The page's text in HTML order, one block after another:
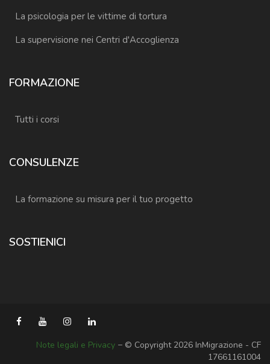
La psicologia per le vittime di tortura
La supervisione nei Centri d'Accoglienza
FORMAZIONE
Tutti i corsi
CONSULENZE
La formazione su misura per il tuo progetto
SOSTIENICI
Note legali e Privacy − © Copyright 2026 InMigrazione - CF
17661161004